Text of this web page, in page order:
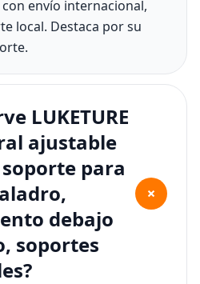
envío internacional,
local. Destaca por su
LUKETURE
ajustable
para
debajo
soportes
+